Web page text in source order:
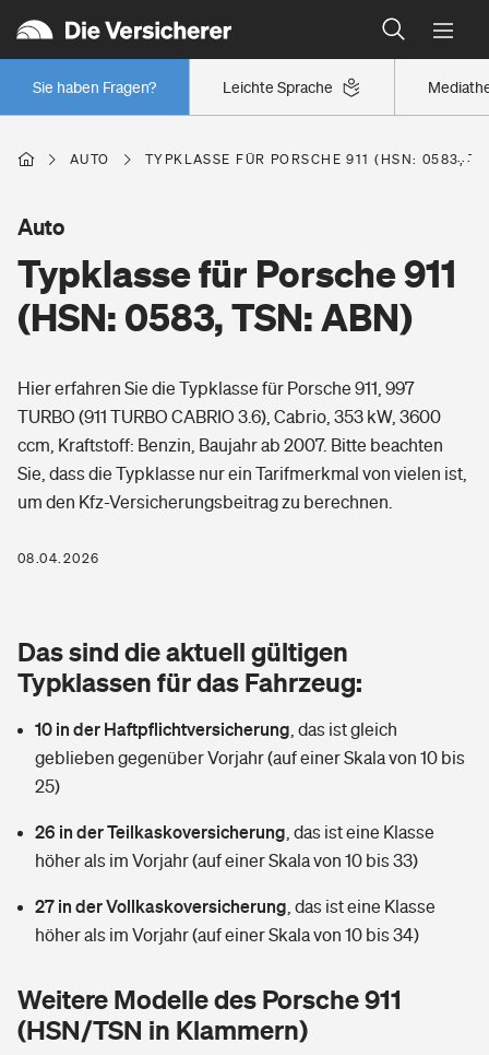
Leichte Sprache
Sie haben Fragen?
Wer versichert was: Jetzt Versicherer finden
Regionalklassen: So ist Ihre Region eingestuft
Wer versichert was: Jetzt Versicherer finden
Berufsunfähigkeitsversicherung
Erwerbsunfähigkeitsversicherung
Grundfähigkeitsversicherung
Arbeitsrechtsschutz
Berufshaftpflichtversicherung
Zur Übersicht
Tools
Wer versichert was: Jetzt Versicherer finden
Sie haben Fragen?
Wohnen
Elementarversicherung
Glasversicherung
Mietkautionsversicherung
Restkreditversicherung
Hochwasser-Check: Wie gefährdet ist Ihr Haus?
Freizeit
Pri­vate Haft­pflicht­
Kinderunfall­ver­si­che­rung
Kinderinvalidität
Hundehalter-Haftpflicht
Private Cyberversicherung
Gesundheit
Private Krankenversicherung
Dread-Disease-Versicherung
Tierkrankenversicherung
Zur Übersicht
Tools
Wer versichert was: Jetzt Versicherer finden
Sie haben Fragen?
Rentenrechner: Wie viel Geld bekomme ich im Alter?
AUTO TYPKLASSE FÜR PORSCHE 911 (HSN: 0583,
Typklasse für Porsche 911
(HSN: 0583, TSN: ABN)
Auto
Hier erfahren Sie die Typklasse für Porsche 911, 997
TURBO (911 TURBO CABRIO 3.6), Cabrio, 353 kW, 3600
ccm, Kraftstoff: Benzin, Baujahr ab 2007. Bitte beachten
Sie, dass die Typklasse nur ein Tarifmerkmal von vielen ist,
um den Kfz-Versicherungsbeitrag zu berechnen.
08.04.2026
Das sind die aktuell gültigen
Typklassen für das Fahrzeug:
10 in der Haftpflichtversicherung das ist gleich
geblieben gegenüber Vorjahr (auf einer Skala von 10 bis
25)
26 in der Teilkaskoversicherung das ist eine Klasse
höher als im Vorjahr (auf einer Skala von 10 bis 33)
27 in der Vollkaskoversicherung das ist eine Klasse
höher als im Vorjahr (auf einer Skala von 10 bis 34)
Weitere Modelle des Porsche 911
(HSN/TSN in Klammern)